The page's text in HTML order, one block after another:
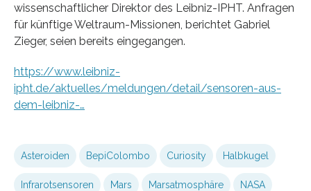
wissenschaftlicher Direktor des Leibniz-IPHT. Anfragen
für künftige Weltraum-Missionen, berichtet Gabriel
Zieger, seien bereits eingegangen.
https://www.leibniz-
ipht.de/aktuelles/meldungen/detail/sensoren-aus-
dem-leibniz-…
Asteroiden BepiColombo Curiosity Halbkugel
Infrarotsensoren Mars Marsatmosphäre NASA